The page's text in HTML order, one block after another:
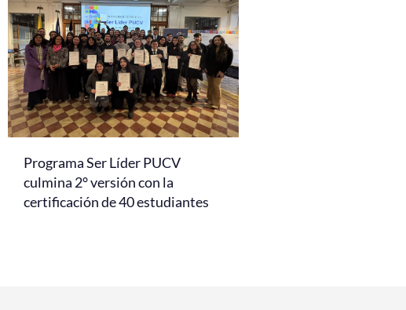
Programa Ser Líder PUCV
culmina 2° versión con la
certificación de 40 estudiantes